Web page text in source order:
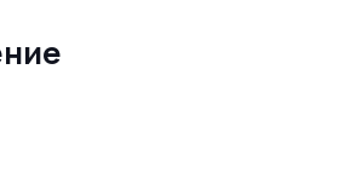
— 370 000 ₽. Документы в